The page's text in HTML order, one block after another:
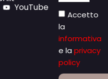
YouTube
Accetto
la
informativa
e laprivacy
policy